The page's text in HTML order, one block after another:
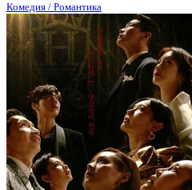
Комедия / Романтика